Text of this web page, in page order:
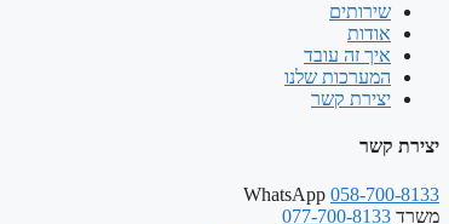
שירותים
אודות
איך זה עובד
המערכות שלנו
יצירת קשר
יצירת קשר
WhatsApp 058-700-8133
משרד 077-700-8133